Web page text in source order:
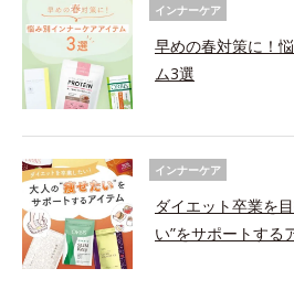
インナーケア
早めの春対策に！
ム3選
インナーケア
ダイエット卒業を
い”をサポートする